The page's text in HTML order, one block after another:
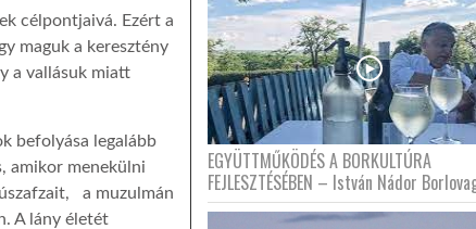
célpontjaivá. Ezért a
maguk a keresztény
a vallásuk miatt
befolyása legalább
amikor menekülni
a muzulmán
A lány életét
EGYÜTTMŰKÖDÉS A BORKULTÚRA
FEJLESZTÉSÉBEN – István Nádor